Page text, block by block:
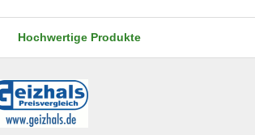
Hochwertige Produkte